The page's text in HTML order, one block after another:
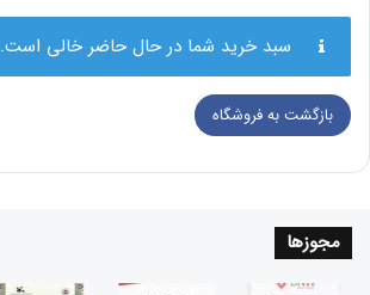
سبد خرید شما در حال حاضر خالی است.
بازگشت به فروشگاه
مجوزها